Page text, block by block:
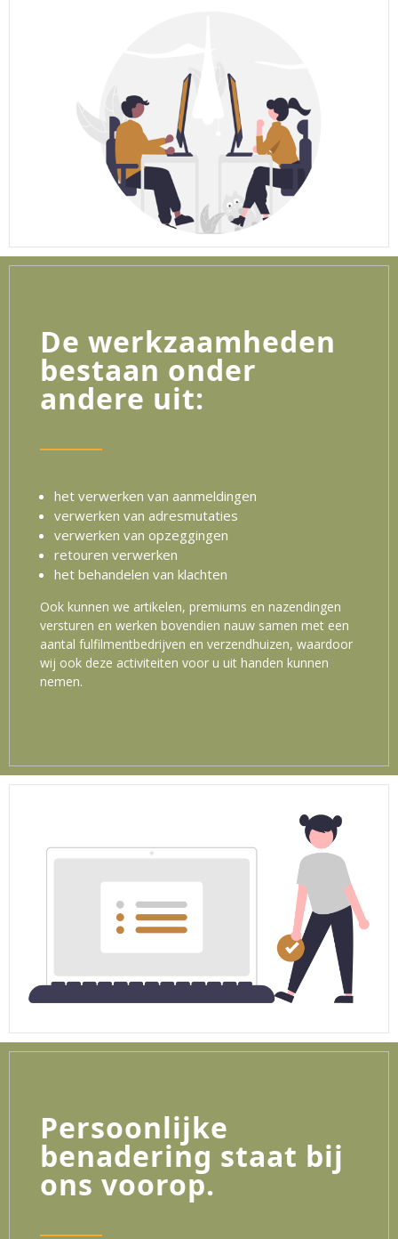
De werkzaamheden
bestaan onder
andere uit:
het verwerken van aanmeldingen
verwerken van adresmutaties
verwerken van opzeggingen
retouren verwerken
het behandelen van klachten
Ook kunnen we artikelen, premiums en nazendingen
versturen en werken bovendien nauw samen met een
aantal fulfilmentbedrijven en verzendhuizen, waardoor
wij ook deze activiteiten voor u uit handen kunnen
nemen.
Persoonlijke
benadering staat bij
ons voorop.